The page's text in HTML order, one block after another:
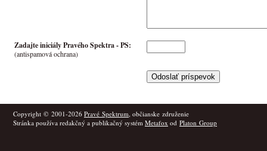
Zadajte iniciály Pravého Spektra -PS:
(antispamová ochrana)
Copyright © 2001-2026 Pravé Spektrum, občianske združenie
Stránka používa redakčný a publikačný systém Metafox od Platon Group